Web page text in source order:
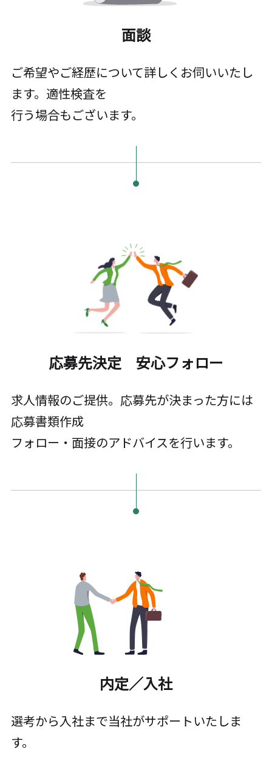
面談
ご希望やご経歴について詳しくお伺いいたし
ます。適性検査を
行う場合もございます。
応募先決定 安心フォロー
求人情報のご提供。応募先が決まった方には
応募書類作成
フォロー・面接のアドバイスを行います。
内定／入社
選考から入社まで当社がサポートいたしま
す。